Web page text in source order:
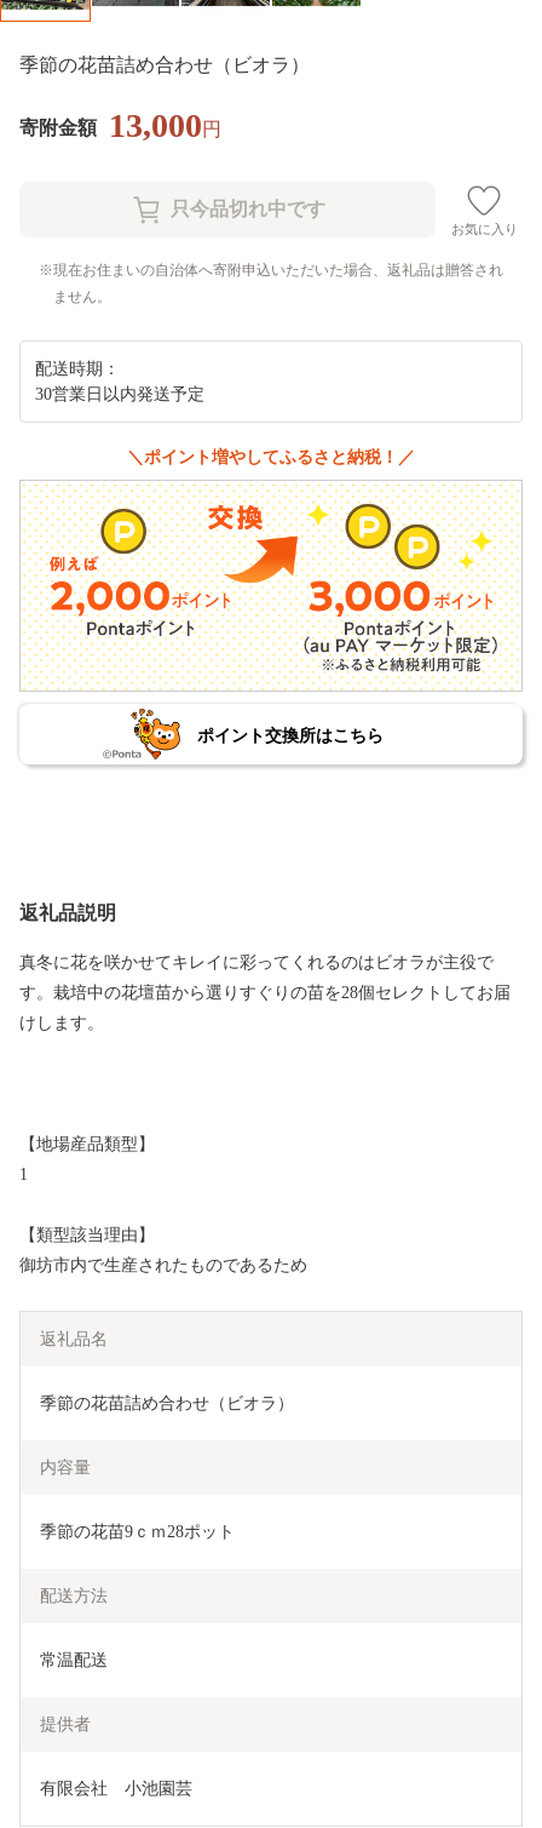
季節の花苗詰め合わせ（ビオラ）
寄附金額 13,000円
お気に入り
現在お住まいの自治体へ寄附申込いただいた場合、返礼品は贈答され
ません。
配送時期：
30営業日以内発送予定
＼ポイント増やしてふるさと納税！／
ポイント交換所はこちら
返礼品説明
真冬に花を咲かせてキレイに彩ってくれるのはビオラが主役で
す。栽培中の花壇苗から選りすぐりの苗を28個セレクトしてお届
けします。
【地場産品類型】
1
【類型該当理由】
御坊市内で生産されたものであるため
返礼品名
季節の花苗詰め合わせ（ビオラ）
内容量
季節の花苗9ｃｍ28ポット
配送方法
常温配送
提供者
有限会社　小池園芸